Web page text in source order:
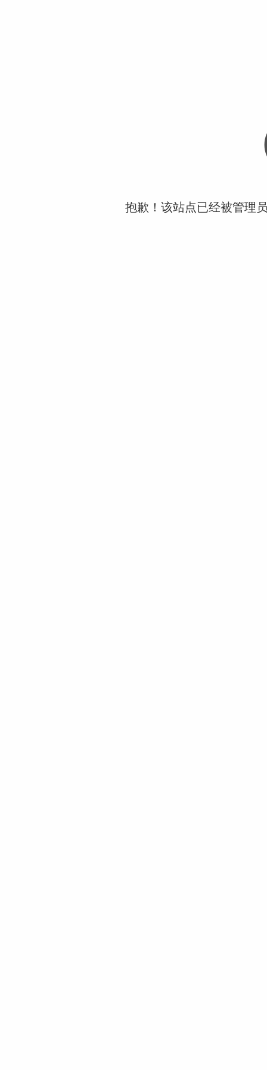
抱歉！该站点已经被管理